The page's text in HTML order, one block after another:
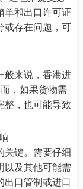
单和出口许可证
或存在问题，可
般来说，香港进
，如果货物需
整，也可能导致
关键。需要仔细
以及其他可能需
出口管制或进口